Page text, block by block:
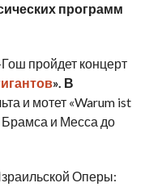
программ
пройдет концерт
». В
и мотет «Warum ist
Брамса и Месса до
Оперы: